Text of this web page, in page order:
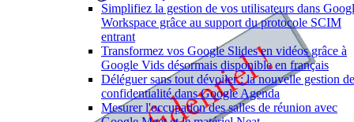
Simplifiez la gestion de vos utilisateurs dans
Workspace grâce au support du protocole SCIM
entrant
Transformez vos Google Slides en vidéos grâce à
Google Vids désormais disponible en français
Déléguer sans tout dévoiler : la nouvelle gestion
confidentialité dans Google Agenda
Mesurer l'occupation des salles de réunion avec